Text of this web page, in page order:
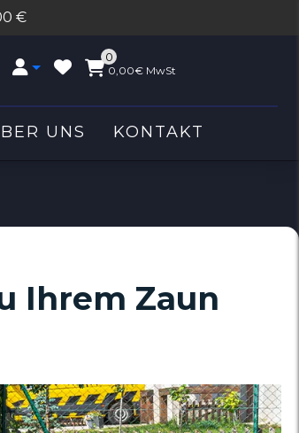
€
0
0,00€ MwSt
UNS KONTAKT
Ihrem Zaun